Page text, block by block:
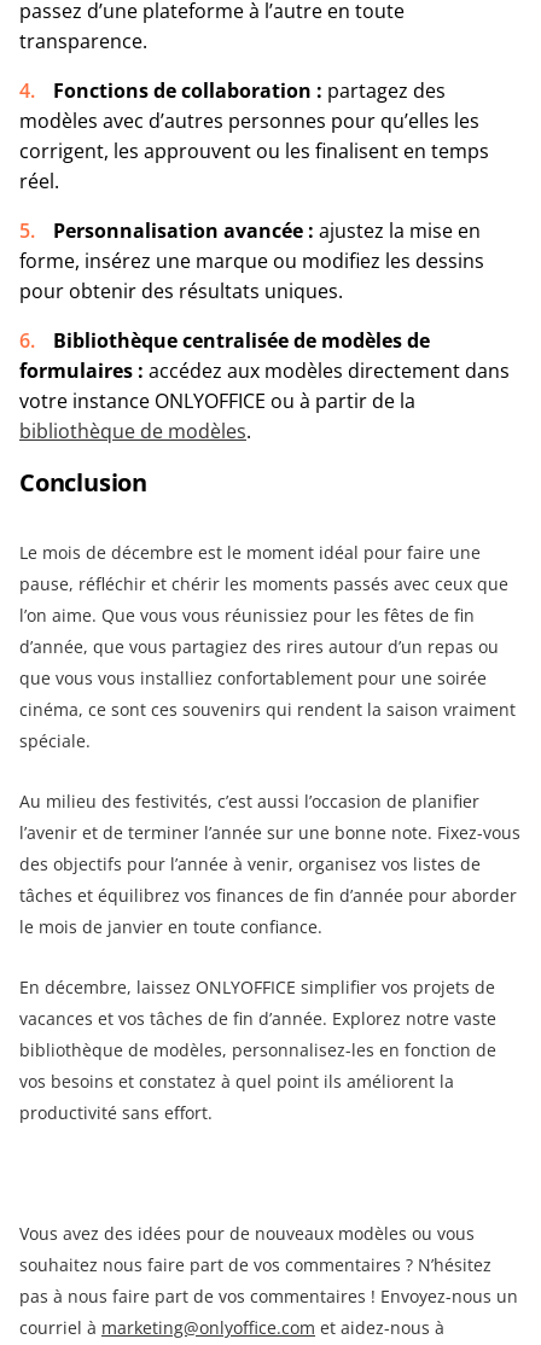
passez d’une plateforme à l’autre en toute
transparence.
Fonctions de collaboration : partagez des
modèles avec d’autres personnes pour qu’elles les
corrigent, les approuvent ou les finalisent en temps
réel.
Personnalisation avancée : ajustez la mise en
forme, insérez une marque ou modifiez les dessins
pour obtenir des résultats uniques.
Bibliothèque centralisée de modèles de
formulaires : accédez aux modèles directement dans
votre instance ONLYOFFICE ou à partir de la
bibliothèque de modèles.
Conclusion
Le mois de décembre est le moment idéal pour faire une
pause, réfléchir et chérir les moments passés avec ceux que
l’on aime. Que vous vous réunissiez pour les fêtes de fin
d’année, que vous partagiez des rires autour d’un repas ou
que vous vous installiez confortablement pour une soirée
cinéma, ce sont ces souvenirs qui rendent la saison vraiment
spéciale.
Au milieu des festivités, c’est aussi l’occasion de planifier
l’avenir et de terminer l’année sur une bonne note. Fixez-vous
des objectifs pour l’année à venir, organisez vos listes de
tâches et équilibrez vos finances de fin d’année pour aborder
le mois de janvier en toute confiance.
En décembre, laissez ONLYOFFICE simplifier vos projets de
vacances et vos tâches de fin d’année. Explorez notre vaste
bibliothèque de modèles, personnalisez-les en fonction de
vos besoins et constatez à quel point ils améliorent la
productivité sans effort.
Vous avez des idées pour de nouveaux modèles ou vous
souhaitez nous faire part de vos commentaires ? N’hésitez
pas à nous faire part de vos commentaires ! Envoyez-nous un
courriel à marketing@onlyoffice.com et aidez-nous à